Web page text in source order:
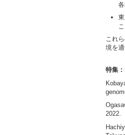
これ
境を
特集
2022.